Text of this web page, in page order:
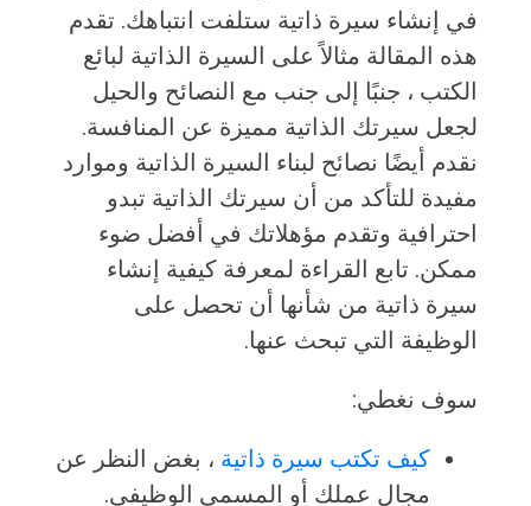
في إنشاء سيرة ذاتية ستلفت انتباهك. تقدم
هذه المقالة مثالاً على السيرة الذاتية لبائع
الكتب ، جنبًا إلى جنب مع النصائح والحيل
لجعل سيرتك الذاتية مميزة عن المنافسة.
نقدم أيضًا نصائح لبناء السيرة الذاتية وموارد
مفيدة للتأكد من أن سيرتك الذاتية تبدو
احترافية وتقدم مؤهلاتك في أفضل ضوء
ممكن. تابع القراءة لمعرفة كيفية إنشاء
سيرة ذاتية من شأنها أن تحصل على
الوظيفة التي تبحث عنها.
سوف نغطي:
كيف تكتب سيرة ذاتية ، بغض النظر عن
مجال عملك أو المسمى الوظيفي.